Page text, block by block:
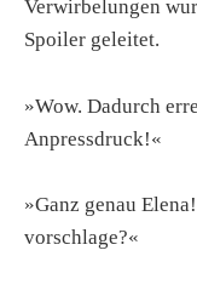
Verwirbelungen
Spoiler geleitet.
»Wow. Dadurch
Anpressdruck!«
»Ganz genau
vorschlage?«